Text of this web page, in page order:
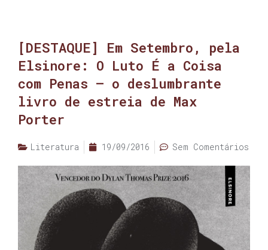
[DESTAQUE] Em Setembro, pela
Elsinore: O Luto É a Coisa
com Penas – o deslumbrante
livro de estreia de Max
Porter
Literatura 19/09/2016 Sem Comentários